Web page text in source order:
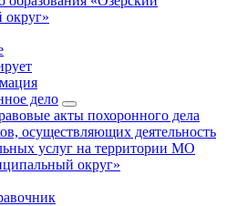
дело
акты похоронного дела
осуществляющих деятельность
услуг на территории МО
округ»